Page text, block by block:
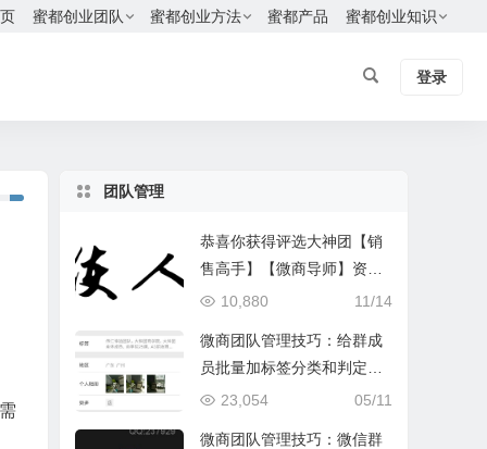
蜜都创业团队 蜜都创业方法 蜜都产品 蜜都创业知识
登录
团队管理
恭喜你获得评选大神团【销
售高手】【微商导师】资格
的机会，只需要努力一步即
11/14
10,880
微商团队管理技巧：给群成
员批量加标签分类和判定朋
友圈质量
05/11
23,054
微商团队管理技巧：微信群